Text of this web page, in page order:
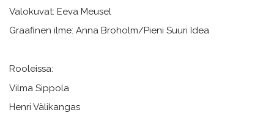
Valokuvat: Eeva Meusel
Graafinen ilme: Anna Broholm/Pieni Suuri Idea
Rooleissa:
Vilma Sippola
Henri Välikangas